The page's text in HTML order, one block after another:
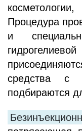
Процедура
и
средства с
подбираются